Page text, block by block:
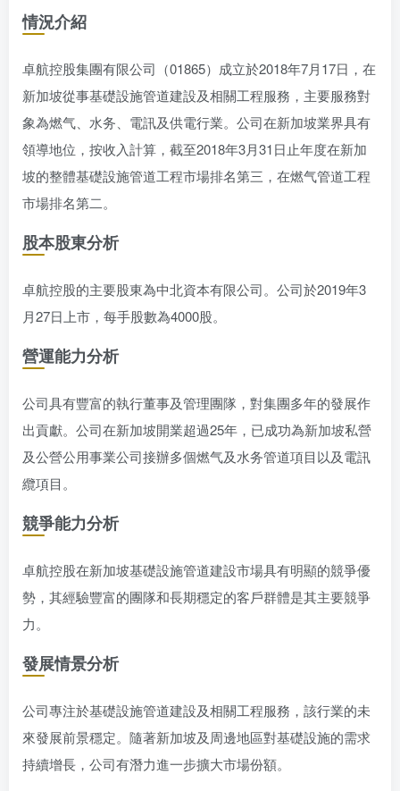
情況介紹
卓航控股集團有限公司（01865）成立於2018年7月17日，在
新加坡從事基礎設施管道建設及相關工程服務，主要服務對
象為燃气、水务、電訊及供電行業。公司在新加坡業界具有
領導地位，按收入計算，截至2018年3月31日止年度在新加
坡的整體基礎設施管道工程市場排名第三，在燃气管道工程
市場排名第二。
股本股東分析
卓航控股的主要股東為中北資本有限公司。公司於2019年3
月27日上市，每手股數為4000股。
營運能力分析
公司具有豐富的執行董事及管理團隊，對集團多年的發展作
出貢獻。公司在新加坡開業超過25年，已成功為新加坡私營
及公營公用事業公司接辦多個燃气及水务管道項目以及電訊
纜項目。
競爭能力分析
卓航控股在新加坡基礎設施管道建設市場具有明顯的競爭優
勢，其經驗豐富的團隊和長期穩定的客戶群體是其主要競爭
力。
發展情景分析
公司專注於基礎設施管道建設及相關工程服務，該行業的未
來發展前景穩定。隨著新加坡及周邊地區對基礎設施的需求
持續增長，公司有潛力進一步擴大市場份額。